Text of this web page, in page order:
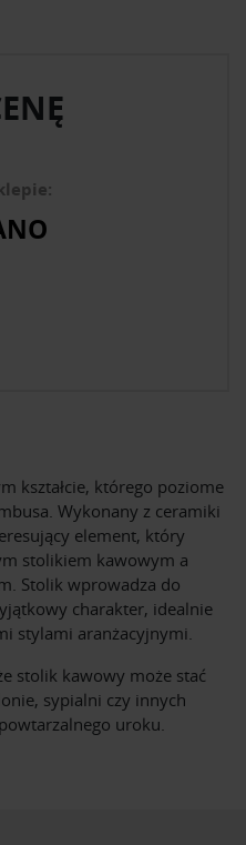
kształcie, którego poziome
Wykonany z ceramiki
element, który
stolikiem kawowym a
Stolik wprowadza do
charakter, idealnie
stylami aranżacyjnymi.
stolik kawowy może stać
sypialni czy innych
uroku.